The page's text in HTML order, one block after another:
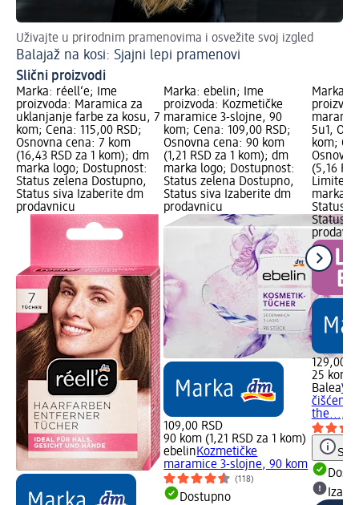
Uživajte u prirodnim pramenovima i osvežite svoj izgled
Balajaž na kosi: Sjajni lepi pramenovi
Slični proizvodi
Marka: réell‘e; Ime
proizvoda: Maramica za
uklanjanje farbe za kosu, 7
kom; Cena: 115,00 RSD;
Osnovna cena: 7 kom
(16,43 RSD za 1 kom); dm
marka logo; Dostupnost:
Status zelena Dostupno,
Status siva Izaberite dm
prodavnicu
Marka: ebelin; Ime
proizvoda: Kozmetičke
maramice 3-slojne, 90
kom; Cena: 109,00 RSD;
Osnovna cena: 90 kom
(1,21 RSD za 1 kom); dm
marka logo; Dostupnost:
Status zelena Dostupno,
Status siva Izaberite dm
prodavnicu
109,00 RSD
90 kom (1,21 RSD za 1 kom)
ebelinKozmetičke
maramice 3-slojne, 90 kom
(118)
Dostupno
Marka:
5u1,
kom;
(5,16
Limited
marka
Status
Status
129,00
25 kom
Balea
čišćenje
the...,